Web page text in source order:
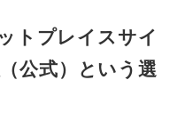
トプレイスサイ
公式）という選